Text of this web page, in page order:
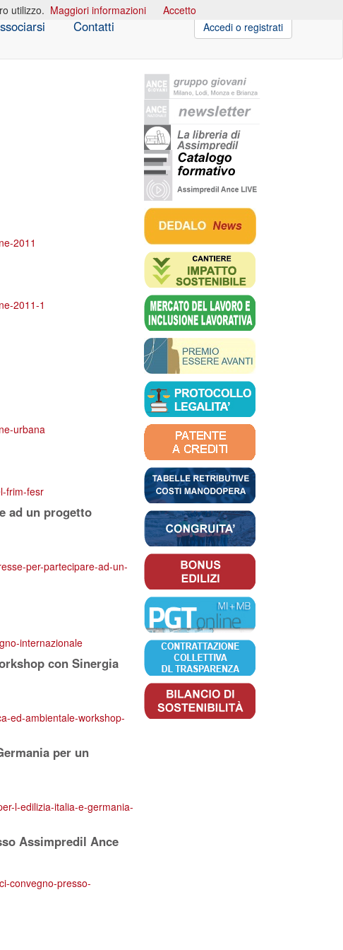
Contatti Accedi o registrati
2011
2011-1
urbana
frim-fesr
ad un progetto
per-partecipare-ad-un-
internazionale
con Sinergia
ed-ambientale-workshop-
per un
l-edilizia-italia-e-germania-
Assimpredil Ance
convegno-presso-
utilizzo. Maggiori informazioni Accetto